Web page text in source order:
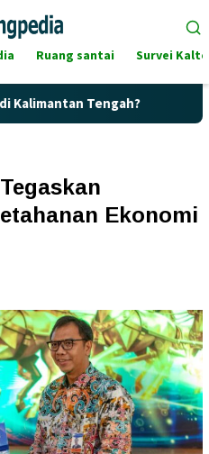
Ruang santai Survei
Tengah? Kaget!
Ekonomi